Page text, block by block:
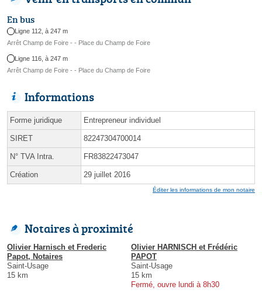
En bus
Ligne 112, à 247 m
Arrêt Champ de Foire - - Place du Champ de Foire
Ligne 116, à 247 m
Arrêt Champ de Foire - - Place du Champ de Foire
Informations
Forme juridique Entrepreneur individuel
SIRET 82247304700014
N° TVA Intra. FR83822473047
Création 29 juillet 2016
Éditer les informations de mon notaire
Notaires à proximité
Olivier Harnisch et Frederic
Papot, Notaires
Saint-Usage
15 km
Olivier HARNISCH et Frédéric
PAPOT
Saint-Usage
15 km
Fermé, ouvre lundi à 8h30